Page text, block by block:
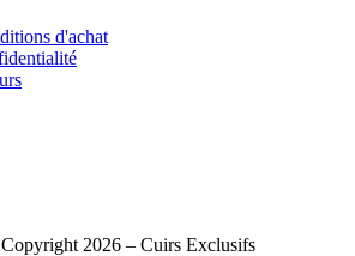
d'achat
2026 – Cuirs Exclusifs